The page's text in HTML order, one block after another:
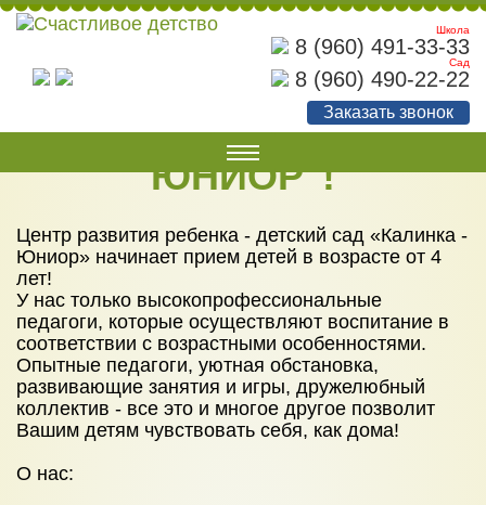
8 (960) 491-33-33
Школа
8 (960) 490-22-22
Сад
Заказать звонок
О НАС
Наши документы
Наши достижения
Советы родителям
Фотогалерея
УСЛУГИ
Детский сад
ОТКРЫТИЕ ДЕТСКОГО
САДА "КАЛИНКА-
ЮНИОР"!
Центр развития ребенка - детский сад «Калинка -
Юниор» начинает прием детей в возрасте от 4
лет!
У нас только высокопрофессиональные
педагоги, которые осуществляют воспитание в
соответствии с возрастными особенностями.
Опытные педагоги, уютная обстановка,
развивающие занятия и игры, дружелюбный
коллектив - все это и многое другое позволит
Вашим детям чувствовать себя, как дома!
О нас: